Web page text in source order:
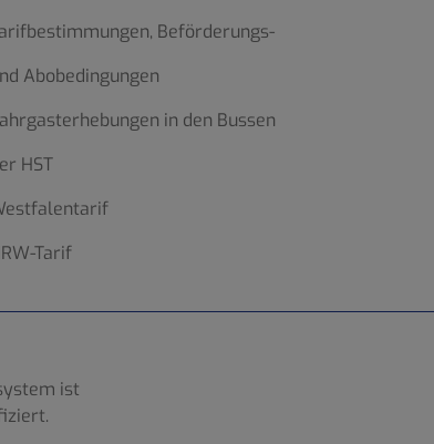
Beförderungs-
Abobedingungen
in den Bussen
HST
Tarif
ist